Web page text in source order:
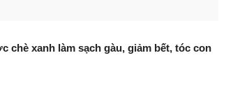
chè xanh làm sạch gàu, giảm bết, tóc con